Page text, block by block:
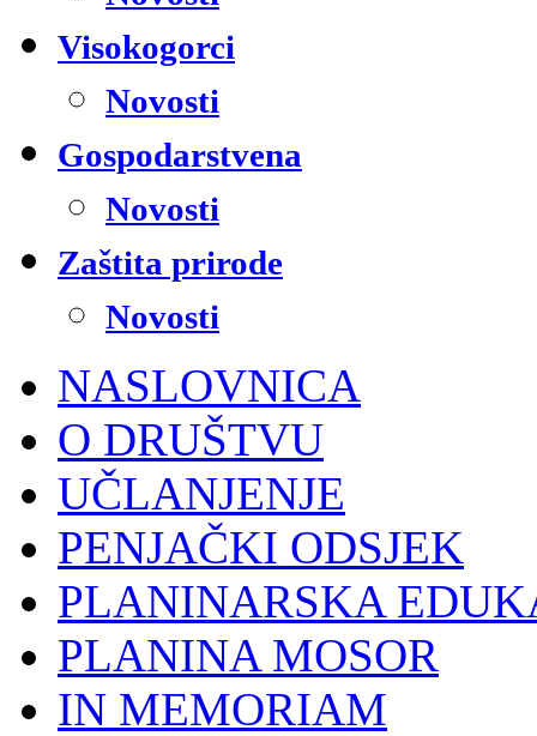
Visokogorci
Novosti
Gospodarstvena
Novosti
Zaštita prirode
Novosti
NASLOVNICA
O DRUŠTVU
UČLANJENJE
PENJAČKI ODSJEK
PLANINARSKA
PLANINA MOSOR
IN MEMORIAM